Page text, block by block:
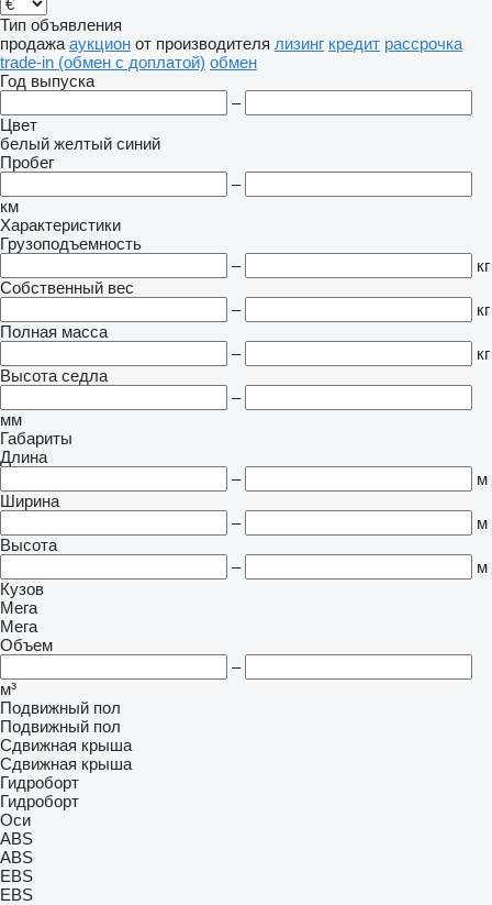
Тип объявления
продажа аукцион от производителя лизинг кредит рассрочка
trade-in (обмен с доплатой) обмен
Год выпуска
–
Цвет
белый желтый синий
Пробег
–
км
Характеристики
Грузоподъемность
–
кг
Собственный вес
–
кг
Полная масса
–
кг
Высота седла
–
мм
Габариты
Длина
–
м
Ширина
–
м
Высота
–
м
Кузов
Мега
Мега
Объем
–
м³
Подвижный пол
Подвижный пол
Сдвижная крыша
Сдвижная крыша
Гидроборт
Гидроборт
Оси
ABS
ABS
EBS
EBS